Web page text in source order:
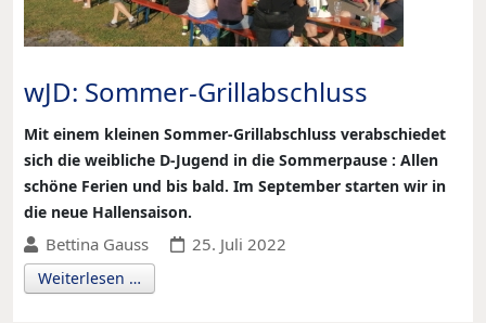
wJD: Sommer-Grillabschluss
Mit einem kleinen Sommer-Grillabschluss verabschiedet
sich die weibliche D-Jugend in die Sommerpause : Allen
schöne Ferien und bis bald. Im September starten wir in
die neue Hallensaison.
Bettina Gauss 25. Juli 2022
Weiterlesen …